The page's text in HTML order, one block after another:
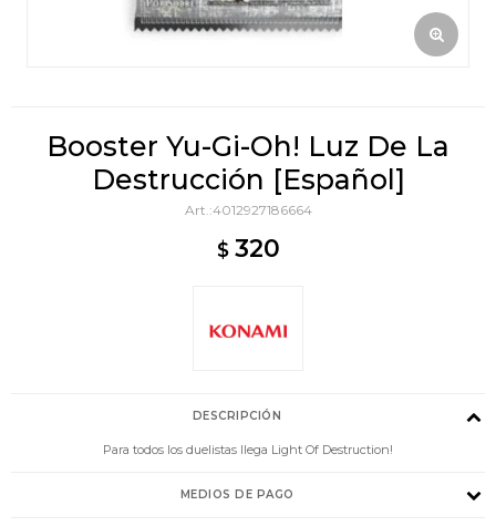
Booster Yu-Gi-Oh! Luz De La
Destrucción [Español]
4012927186664
$ 320
DESCRIPCIÓN
Para todos los duelistas llega Light Of Destruction!
MEDIOS DE PAGO